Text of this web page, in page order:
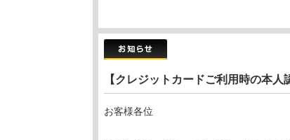
【クレジットカードご利用時の本
お客様各位